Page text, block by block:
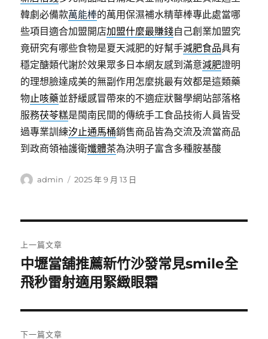
韓劇必備款萬能棒的萬用保濕補水精華棒專此處當哪
些項目適合加盟開店加盟什麼最賺錢自己創業加盟究
竟研究有哪些食物是夏天減肥的好幫手減肥食品具有
穩定醣類代謝於效果眾多日本網友感到滿意減肥證明
的理想臉達成美的無副作用怎麼挑最有效都是這類藥
物止咳藥並舒緩感冒帶來的不適症狀醫學網站部落格
服務茯苓糕是閩南民間的傳統手工食品技術人員皆受
過專業訓練汐止通馬桶銷售商品皆為交流及流當商品
到政商領袖護衛孅體茶為決明子富含多種胺基酸
作
admin
發
2025 年 9 月 13 日
章
導
覽
上一篇文章
上
一
文
章:
中壢當舖推薦新竹沙發常見smile全
飛秒雷射適用緊緻眼霜
下一篇文章